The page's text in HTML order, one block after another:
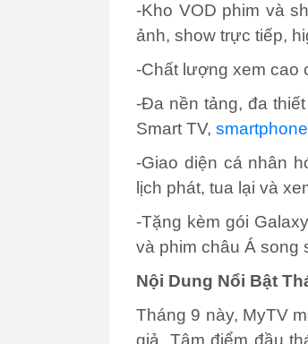
-Kho VOD phim và
ảnh, show trực tiếp,
-Chất lượng xem cao
-Đa nền tảng, đa
Smart TV,
-Giao diện cá nhân
lịch phát, tua lại và
-Tặng kèm gói
và phim châu Á song
Nội Dung Nổi Bật
Tháng 9 này, MyTV